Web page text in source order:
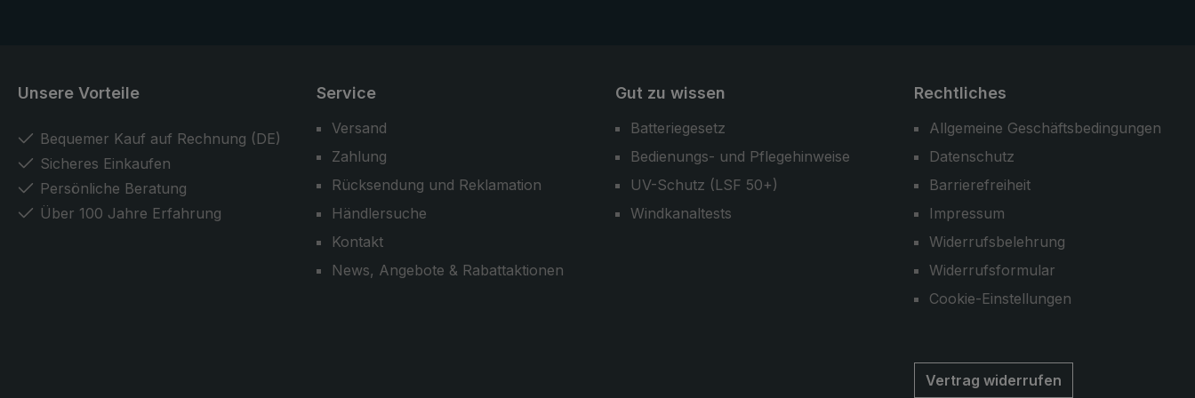
Unsere Vorteile
Bequemer Kauf auf Rechnung (DE)
Sicheres Einkaufen
Persönliche Beratung
Über 100 Jahre Erfahrung
Service
Versand
Zahlung
Rücksendung und Reklamation
Händlersuche
Kontakt
News, Angebote & Rabattaktionen
Gut zu wissen
Batteriegesetz
Bedienungs- und Pflegehinweise
UV-Schutz (LSF 50+)
Windkanaltests
Rechtliches
Allgemeine Geschäftsbedingungen
Datenschutz
Barrierefreiheit
Impressum
Widerrufsbelehrung
Widerrufsformular
Cookie-Einstellungen
Vertrag widerrufen